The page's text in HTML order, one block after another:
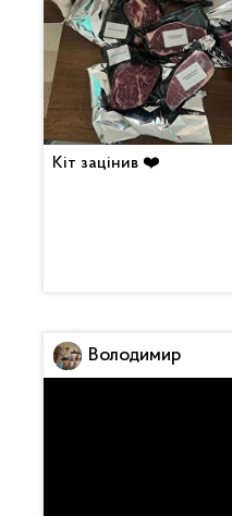
Кіт зацінив ❤️
Володимир